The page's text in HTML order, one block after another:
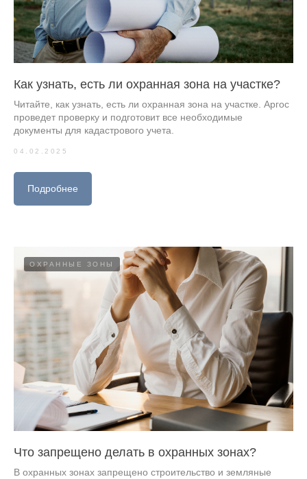
Как узнать, есть ли охранная зона на участке?
Читайте, как узнать, есть ли охранная зона на участке. Аргос
проведет проверку и подготовит все необходимые
документы для кадастрового учета.
04.02.2025
Подробнее
ОХРАННЫЕ ЗОНЫ
Что запрещено делать в охранных зонах?
В охранных зонах запрещено строительство и земляные